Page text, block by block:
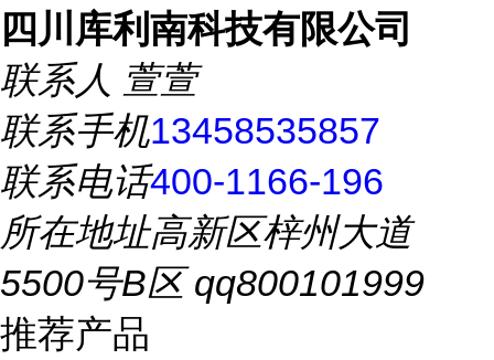
四川库利南科技有限公司
联系人 萱萱
联系手机13458535857
联系电话400-1166-196
所在地址高新区梓州大道
5500号B区 qq800101999
推荐产品